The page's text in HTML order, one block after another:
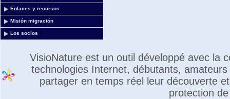
Enlaces y recursos
Misión migración
Los socios
VisioNature est un outil développé avec la
technologies Internet, débutants,
partager en temps réel leur découverte
protection